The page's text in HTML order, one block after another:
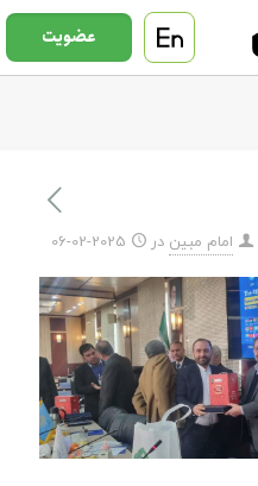
عضویت
امام مبین در 2025-02-06